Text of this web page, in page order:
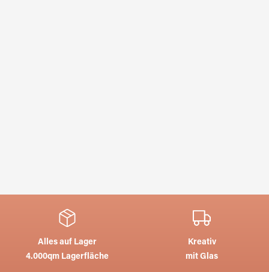
Alles auf Lager
4.000qm Lagerfläche
Kreativ
mit Glas